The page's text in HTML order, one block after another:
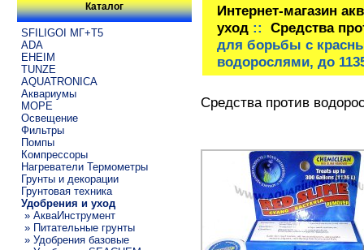
Каталог
SFILIGOI МГ+Т5
ADA
EHEIM
TUNZE
AQUATRONICA
Аквариумы
МОРЕ
Освещение
Фильтры
Помпы
Компрессоры
Нагреватели Термометры
Грунты и декорации
Грунтовая техника
Удобрения и уход
» АкваИнструмент
» Питательные грунты
» Удобрения базовые
Интернет-магазин
уход:: Средства
для борьбы с
водорослями, до
Средства против